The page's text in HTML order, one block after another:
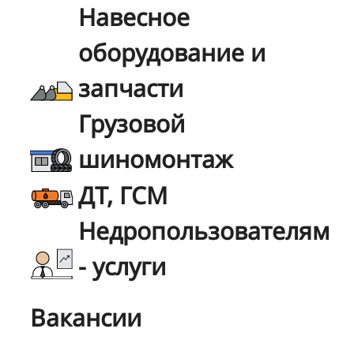
Навесное
оборудование и
запчасти
Грузовой
шиномонтаж
ДТ, ГСМ
Недропользователям
- услуги
Вакансии